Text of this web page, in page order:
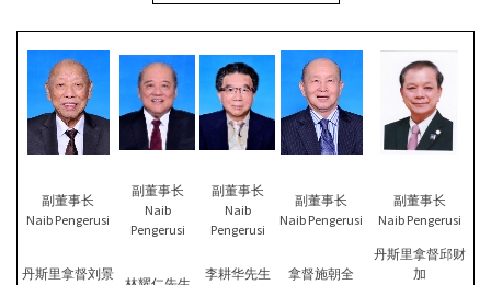
副董事长
Naib Pengerusi
副董事长
Naib
Pengerusi
副董事长
Naib
Pengerusi
副董事长
Naib Pengerusi
副董事长
Naib Pengerusi
丹斯里拿督刘景
李耕华先生
拿督施朝全
丹斯里拿督邱财
加